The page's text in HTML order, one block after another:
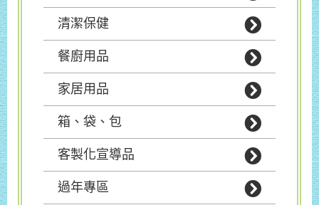
清潔保健
餐廚用品
家居用品
箱、袋、包
客製化宣導品
過年專區